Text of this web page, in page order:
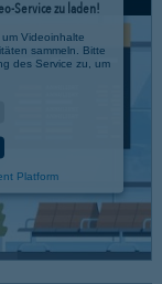
Service zu laden!
Videoinhalte
sammeln. Bitte
des Service zu, um
Platform